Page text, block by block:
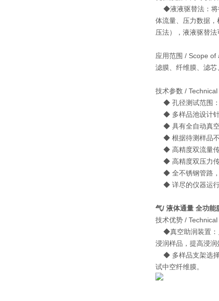
◆液液驱替法：将
体流量、压力数据
压法），液液驱替
应用范围 / Scope of
滤膜、纤维膜、滤
技术参数 /
◆ 孔径测试范围：
◆ 多样品池设计针
◆ 具有全自动真空
◆ 根据待测样品不
◆ 高精度双流量传
◆ 高精度双压力传
◆ 全不锈钢管路，
◆ 详尽的仪器运行
气/ 液体通量 全功能
技术优势 /
◆真空助润装置：
浸润样品，提高浸
◆ 多样品支架选择
试中空纤维膜。